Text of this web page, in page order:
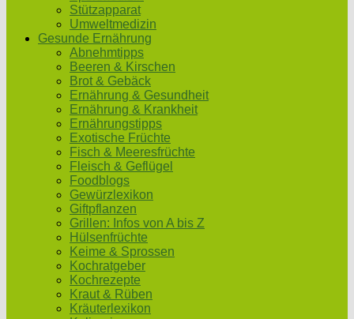
Stützapparat
Umweltmedizin
Gesunde Ernährung
Abnehmtipps
Beeren & Kirschen
Brot & Gebäck
Ernährung & Gesundheit
Ernährung & Krankheit
Ernährungstipps
Exotische Früchte
Fisch & Meeresfrüchte
Fleisch & Geflügel
Foodblogs
Gewürzlexikon
Giftpflanzen
Grillen: Infos von A bis Z
Hülsenfrüchte
Keime & Sprossen
Kochratgeber
Kochrezepte
Kraut & Rüben
Kräuterlexikon